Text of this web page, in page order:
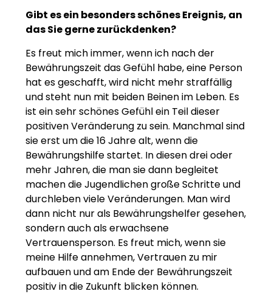
Gibt es ein besonders schönes Ereignis, an
das Sie gerne zurückdenken?
Es freut mich immer, wenn ich nach der
Bewährungszeit das Gefühl habe, eine Person
hat es geschafft, wird nicht mehr straffällig
und steht nun mit beiden Beinen im Leben. Es
ist ein sehr schönes Gefühl ein Teil dieser
positiven Veränderung zu sein. Manchmal sind
sie erst um die 16 Jahre alt, wenn die
Bewährungshilfe startet. In diesen drei oder
mehr Jahren, die man sie dann begleitet
machen die Jugendlichen große Schritte und
durchleben viele Veränderungen. Man wird
dann nicht nur als Bewährungshelfer gesehen,
sondern auch als erwachsene
Vertrauensperson. Es freut mich, wenn sie
meine Hilfe annehmen, Vertrauen zu mir
aufbauen und am Ende der Bewährungszeit
positiv in die Zukunft blicken können.